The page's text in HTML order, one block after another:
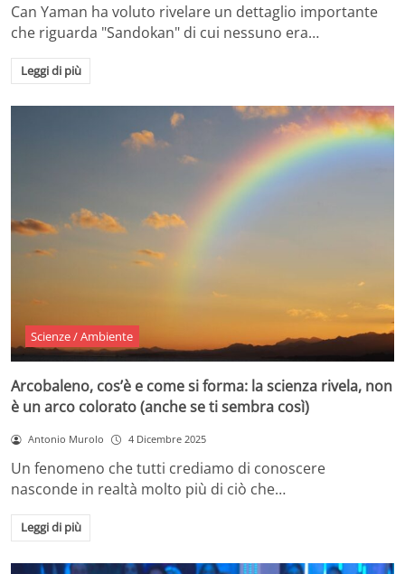
Can Yaman ha voluto rivelare un dettaglio importante
che riguarda "Sandokan" di cui nessuno era…
Leggi di più
Scienze / Ambiente
Arcobaleno, cos’è e come si forma: la scienza rivela, non
è un arco colorato (anche se ti sembra così)
Antonio Murolo 4 Dicembre 2025
Un fenomeno che tutti crediamo di conoscere
nasconde in realtà molto più di ciò che…
Leggi di più